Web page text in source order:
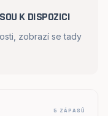
K DISPOZICI
zobrazí se tady
5 ZÁPASŮ